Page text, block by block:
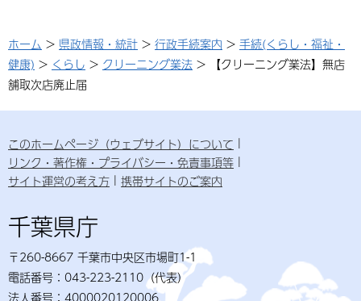
ホーム > 県政情報・統計 > 行政手続案内 > 手続(くらし・福祉・
健康) > くらし > クリーニング業法 > 【クリーニング業法】無店
舗取次店廃止届
このホームページ（ウェブサイト）について
リンク・著作権・プライバシー・免責事項等
サイト運営の考え方
携帯サイトのご案内
千葉県庁
〒260-8667 千葉市中央区市場町1-1
電話番号：043-223-2110（代表）
法人番号：4000020120006